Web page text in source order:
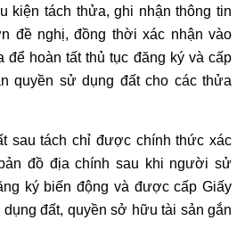
kiện tách thửa, ghi nhận thông tin
đề nghị, đồng thời xác nhận vào
để hoàn tất thủ tục đăng ký và cấp
quyền sử dụng đất cho các thửa
sau tách chỉ được chính thức xác
đồ địa chính sau khi người sử
ký biến động và được cấp Giấy
đất, quyền sở hữu tài sản gắn